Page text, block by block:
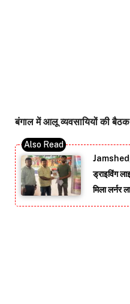
बंगाल में आलू व्यवसायियों की
ड्राइविंग
मिला लर्नर